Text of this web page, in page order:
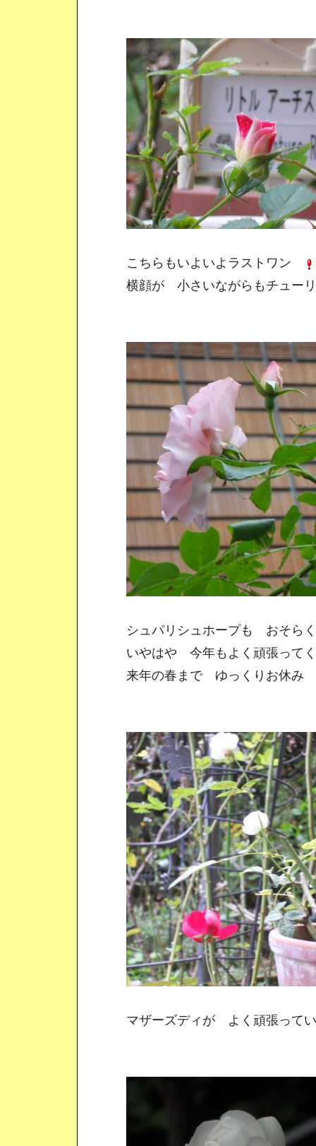
こちらもいよいよラストワン
横顔が 小さいながらもチューリ
シュパリシュホープも おそらく
いやはや 今年もよく頑張ってく
来年の春まで ゆっくりお休み
マザーズディが よく頑張って